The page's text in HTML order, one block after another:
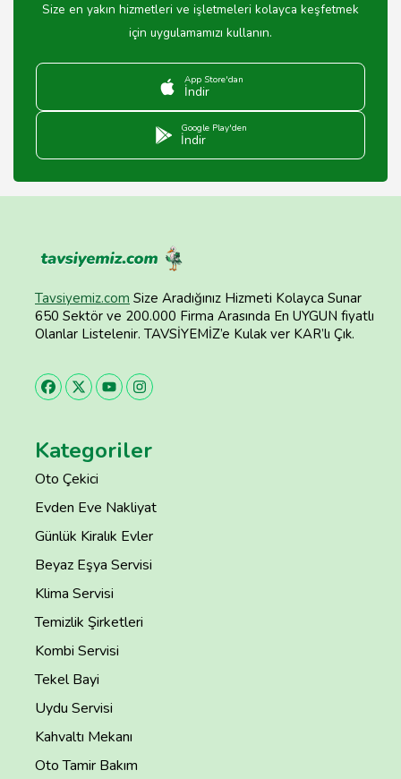
Size en yakın hizmetleri ve işletmeleri kolayca keşfetmek
için uygulamamızı kullanın.
App Store'dan
İndir
Google Play'den
İndir
Tavsiyemiz.com Size Aradığınız Hizmeti Kolayca Sunar
650 Sektör ve 200.000 Firma Arasında En UYGUN fiyatlı
Olanlar Listelenir. TAVSİYEMİZ’e Kulak ver KAR’lı Çık.
Kategoriler
Oto Çekici
Evden Eve Nakliyat
Günlük Kiralık Evler
Beyaz Eşya Servisi
Klima Servisi
Temizlik Şirketleri
Kombi Servisi
Tekel Bayi
Uydu Servisi
Kahvaltı Mekanı
Oto Tamir Bakım